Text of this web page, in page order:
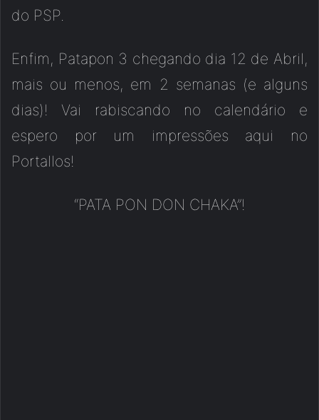
do PSP.
Enfim, Patapon 3 chegando dia 12 de Abril,
mais ou menos, em 2 semanas (e alguns
dias)! Vai rabiscando no calendário e
espero por um impressões aqui no
Portallos!
“PATA PON DON CHAKA”!